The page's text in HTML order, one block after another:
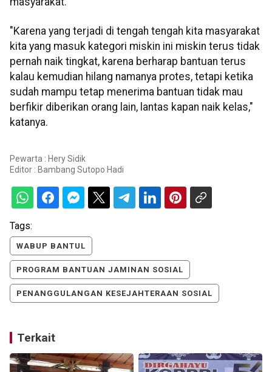
"Karena yang terjadi di tengah tengah kita masyarakat
kita yang masuk kategori miskin ini miskin terus tidak
pernah naik tingkat, karena berharap bantuan terus
kalau kemudian hilang namanya protes, tetapi ketika
sudah mampu tetap menerima bantuan tidak mau
berfikir diberikan orang lain, lantas kapan naik kelas,"
katanya.
Pewarta : Hery Sidik
Editor : Bambang Sutopo Hadi
Tags:
WABUP BANTUL
PROGRAM BANTUAN JAMINAN SOSIAL
PENANGGULANGAN KESEJAHTERAAN SOSIAL
Terkait